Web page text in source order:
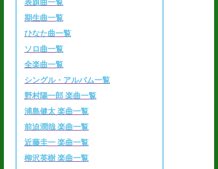
表題曲一覧
期生曲一覧
ひなた曲一覧
ソロ曲一覧
全楽曲一覧
シングル・アルバム一覧
野村陽一郎 楽曲一覧
浦島健太 楽曲一覧
前迫潤哉 楽曲一覧
近藤圭一 楽曲一覧
柳沢英樹 楽曲一覧